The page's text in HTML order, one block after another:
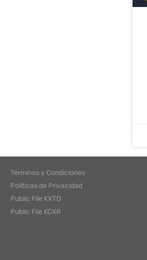
Términos y Condiciones
Políticas de Privacidad
Public File KXTD
Public File KCXR